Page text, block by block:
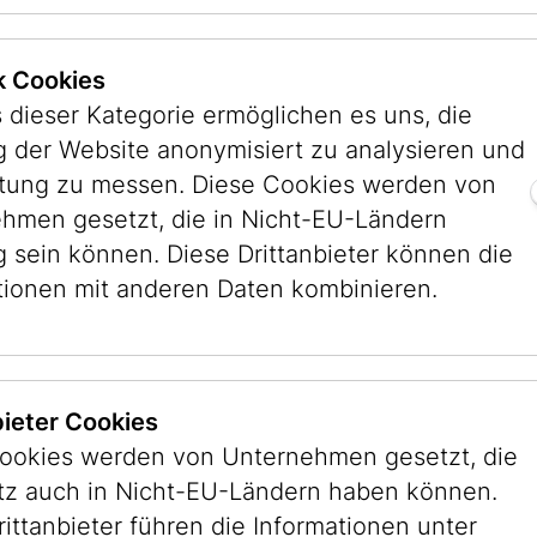
featuring an overview of our exhibitions
a high dose of Viennese Jewish
heritage at the oldest Jewish museum in
8, 1010 Vienna)
11, 1010 Vienna)
3,- and valid admission ticket.
Cookies
dieser Kategorie ermöglichen es uns, die
der Website anonymisiert zu analysieren und
zu messen. Diese Cookies werden von
gesetzt, die in Nicht-EU-Ländern
sein können. Diese Drittanbieter können die
mit anderen Daten kombinieren.
Cookies
werden von Unternehmen gesetzt, die
auch in Nicht-EU-Ländern haben können.
führen die Informationen unter